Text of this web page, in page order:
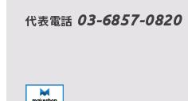
代表電話 03-6857-0820